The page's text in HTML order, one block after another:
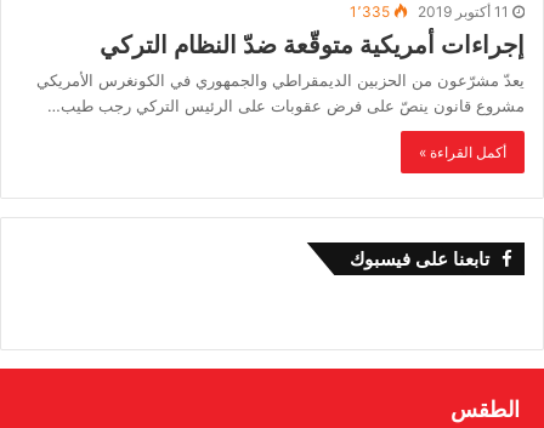
11 أكتوبر 2019 1٬335
إجراءات أمريكية متوقّعة ضدّ النظام التركي
يعدّ مشرّعون من الحزبين الديمقراطي والجمهوري في الكونغرس الأمريكي
مشروع قانون ينصّ على فرض عقوبات على الرئيس التركي رجب طيب…
أكمل القراءة »
تابعنا على فيسبوك
الطقس